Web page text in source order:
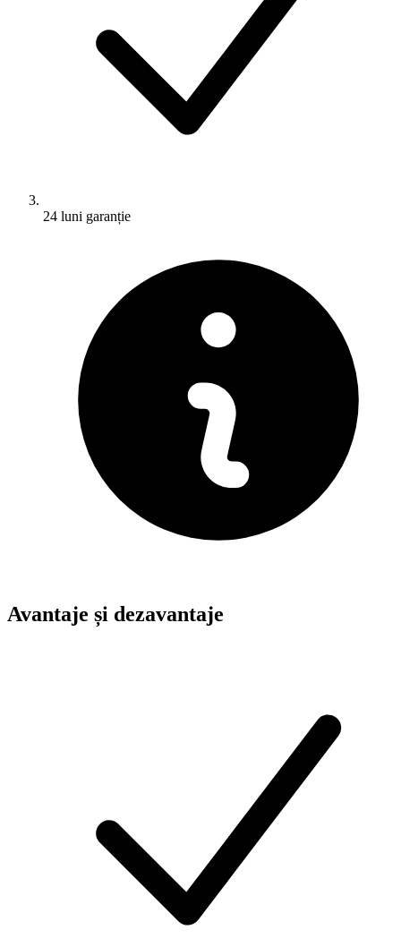
24 luni garanție
Avantaje și dezavantaje